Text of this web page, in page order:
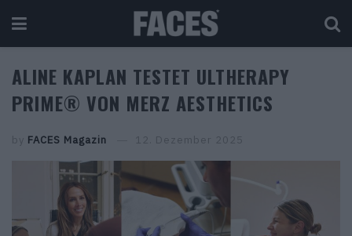
ALINE KAPLAN TESTET ULTHERAPY
PRIME® VON MERZ AESTHETICS
by FACES Magazin 12. Dezember 2025